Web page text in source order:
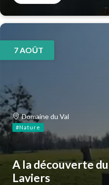
7 AOÛT
Domaine du Val
#Nature
A la découverte
Laviers